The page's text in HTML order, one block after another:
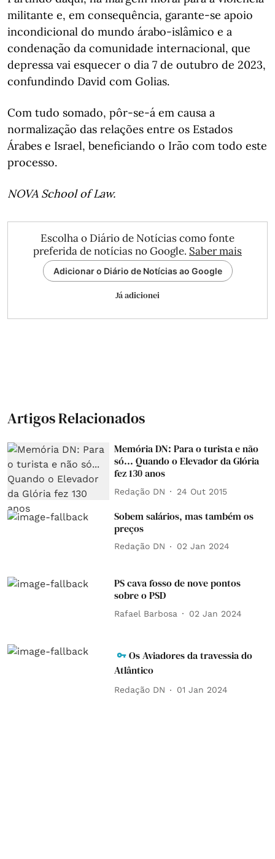
militante e, em consequência, garante-se apoio
incondicional do mundo árabo-islâmico e a
condenação da comunidade internacional, que
depressa vai esquecer o dia 7 de outubro de 2023,
confundindo David com Golias.
Com tudo somado, pôr-se-á em causa a
normalização das relações entre os Estados
Árabes e Israel, beneficiando o Irão com todo este
processo.
NOVA ​​​​​​​School of Law.
Escolha o Diário de Notícias como fonte
preferida de notícias no Google. Saber mais
Adicionar o Diário de Notícias ao Google
Já adicionei
Artigos Relacionados
Memória DN: Para o turista e não
só... Quando o Elevador da Glória
fez 130 anos
Redação DN 24 Out 2015
Sobem salários, mas também os
preços
Redação DN 02 Jan 2024
PS cava fosso de nove pontos
sobre o PSD
Rafael Barbosa 02 Jan 2024
Os Aviadores da travessia do
Atlântico
Redação DN 01 Jan 2024